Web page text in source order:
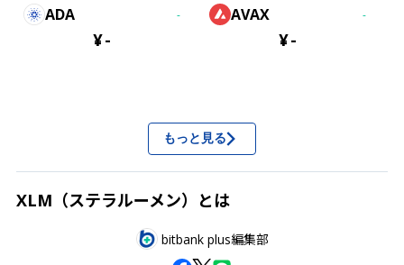
ADA -
¥-
AVAX -
¥-
もっと見る
XLM（ステラルーメン）とは
bitbank plus編集部